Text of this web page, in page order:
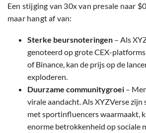
Een stijging van 30x van presale naar
maar hangt af van:
Sterke beursnoteringen – Als
genoteerd op grote CEX-
of Binance, kan de prijs op de
exploderen.
Duurzame communitygroei –
virale aandacht. Als XYZVerse zijn
met sportinfluencers waarmaakt,
enorme betrokkenheid op sociale